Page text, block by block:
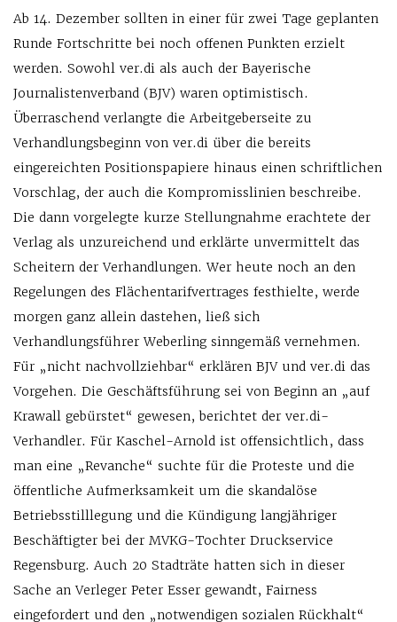
Ab 14. Dezember sollten in einer für zwei Tage geplanten
Runde Fortschritte bei noch offenen Punkten erzielt
werden. Sowohl ver.di als auch der Bayerische
Journalistenverband (BJV) waren optimistisch.
Überraschend verlangte die Arbeitgeberseite zu
Verhandlungsbeginn von ver.di über die bereits
eingereichten Positionspapiere hinaus einen schriftlichen
Vorschlag, der auch die Kompromisslinien beschreibe.
Die dann vorgelegte kurze Stellungnahme erachtete der
Verlag als unzureichend und erklärte unvermittelt das
Scheitern der Verhandlungen. Wer heute noch an den
Regelungen des Flächentarifvertrages festhielte, werde
morgen ganz allein dastehen, ließ sich
Verhandlungsführer Weberling sinngemäß vernehmen.
Für „nicht nachvollziehbar“ erklären BJV und ver.di das
Vorgehen. Die Geschäftsführung sei von Beginn an „auf
Krawall gebürstet“ gewesen, berichtet der ver.di-
Verhandler. Für Kaschel-Arnold ist offensichtlich, dass
man eine „Revanche“ suchte für die Proteste und die
öffentliche Aufmerksamkeit um die skandalöse
Betriebsstilllegung und die Kündigung langjähriger
Beschäftigter bei der MVKG-Tochter Druckservice
Regensburg. Auch 20 Stadträte hatten sich in dieser
Sache an Verleger Peter Esser gewandt, Fairness
eingefordert und den „notwendigen sozialen Rückhalt“